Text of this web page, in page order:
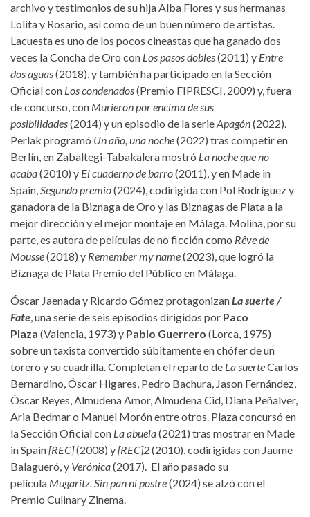
archivo y testimonios de su hija Alba Flores y sus hermanas
Lolita y Rosario, así como de un buen número de artistas.
Lacuesta es uno de los pocos cineastas que ha ganado dos
veces la Concha de Oro con Los pasos dobles(2011) y Entre
dos aguas(2018), y también ha participado en la Sección
Oficial con Los condenados(Premio FIPRESCI, 2009) y, fuera
de concurso, con Murieron por encima de sus
posibilidades(2014) y un episodio de la serieApagón(2022).
Perlak programó Un año, una noche(2022) tras competir en
Berlín, en Zabaltegi-Tabakalera mostró La noche que no
acaba(2010) y El cuaderno de barro(2011), y en Made in
Spain,Segundo premio(2024), codirigida con Pol Rodríguez y
ganadora de la Biznaga de Oro y las Biznagas de Plata a la
mejor dirección y el mejor montaje en Málaga. Molina, por su
parte, es autora de películas de no ficción como Rêve de
Mousse(2018) y Remember my name(2023), que logró la
Biznaga de Plata Premio del Público en Málaga.
Óscar Jaenada y Ricardo Gómez protagonizanLa suerte /
Fate, una serie de seis episodios dirigidos por Paco
Plaza (Valencia, 1973) y Pablo Guerrero (Lorca, 1975)
sobre un taxista convertido súbitamente en chófer de un
torero y su cuadrilla. Completan el reparto de La suerteCarlos
Bernardino, Óscar Higares, Pedro Bachura, Jason Fernández,
Óscar Reyes, Almudena Amor, Almudena Cid, Diana Peñalver,
Aria Bedmar o Manuel Morón entre otros. Plaza concursó en
la Sección Oficial con La abuela(2021) tras mostrar en Made
in Spain[REC](2008) y[REC]2(2010), codirigidas con Jaume
Balagueró, y Verónica(2017). El año pasado su
película Mugaritz. Sin pan ni postre(2024) se alzó con el
Premio Culinary Zinema.